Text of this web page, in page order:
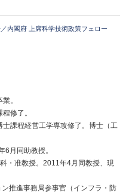
内閣府 上席科学技術政策フェロー
。
修了。
課程経営工学専攻修了。博士（工
月同助教授。
・准教授。2011年4月同教授、現
推進事務局参事官（インフラ・防